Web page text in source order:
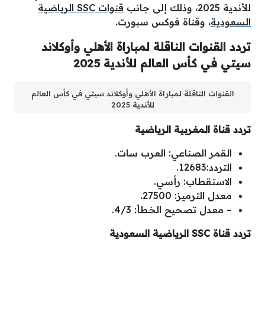
للأندية 2025، وذلك إلى جانب
قنوات SSC الرياضية
السعودية، وقناة فوكس سبورت.
تردد القنوات الناقلة لمباراة الأهلي وأوكلاند
سيتي في كأس العالم للأندية 2025
القنوات الناقلة لمباراة الأهلي وأوكلاند سيتي في كأس العالم
للأندية 2025
تردد قناة المغربية الرياضية
القمر الصناعي: العرب سات.
التردد:12683.
الاستقطاب: رأسي.
معدل الترميز: 27500.
– معدل تصحيح الخطأ: 4/3.
تردد قناة SSC الرياضية السعودية